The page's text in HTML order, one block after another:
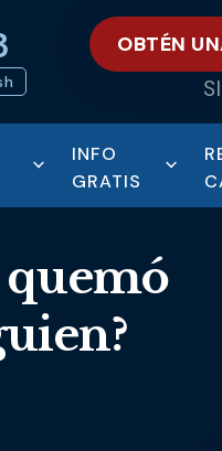
OBTÉN
INFO
GRATIS
quemó